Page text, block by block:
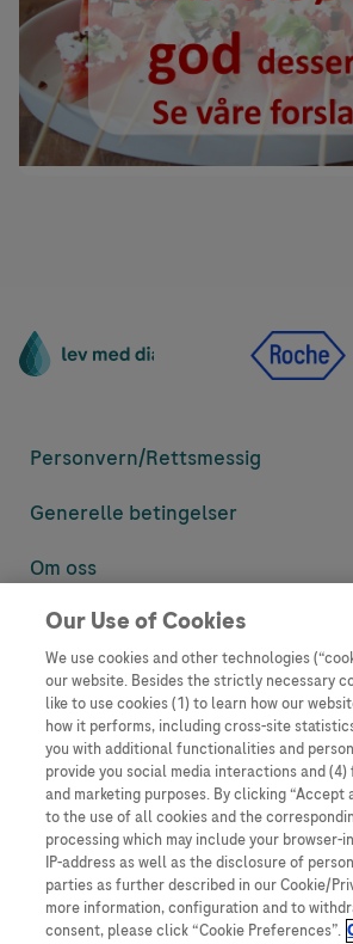
Personvern/Rettsmessig
Generelle betingelser
Om oss
Denne nettsiden inneholder informasjon som er
informasjon som ellers ikke er tilgjengelig eller
Vennligst vær oppmerksom på at vi ikke tar noe
informasjon som muligens ikke er i samsvar med
prosess, regulering, registrering eller bruk i
Roche har ikke alltid mulighet til å kvalitetssikre
vil fjerne villedende eller upassende innlegg så
Vi har ikke ansvar for innhold på eksterne
Kopiering av materiale fra dette nettstedet for
tillatt uten avtale. Nettstedet selger plass til
innhold er merket.
Dette nettstedet er ikke beregnet for å
Our Use of Cookies
We use cookies and other technologies
our website. Besides the strictly necessary
like to use cookies (1) to learn how our
how it performs, including cross-site
you with additional functionalities and
provide you social media interactions and
and marketing purposes. By clicking “Accept
to the use of all cookies and the
processing which may include your browser-
IP-address as well as the disclosure of
parties as further described in our Cookie/
more information, configuration and to
consent, please click “Cookie Preferences”.